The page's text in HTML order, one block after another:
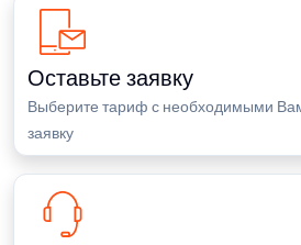
Оставьте заявку
Выберите тариф с необходимыми
заявку